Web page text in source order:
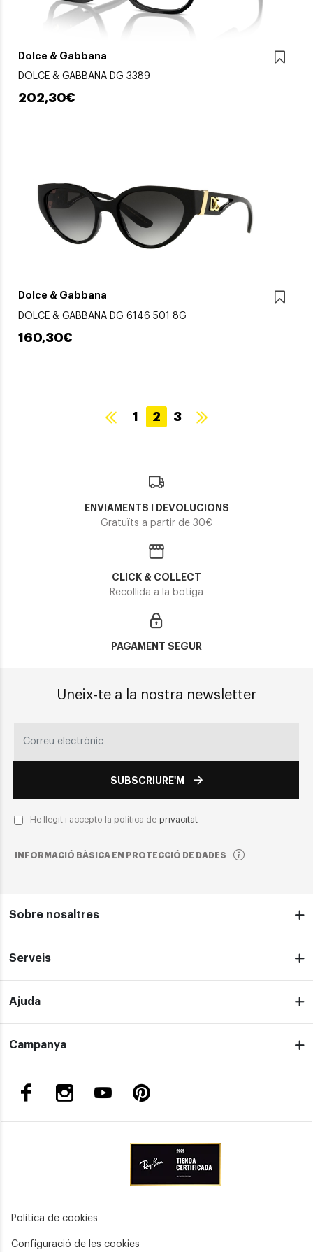
Dolce & Gabbana
DOLCE & GABBANA DG 3389
202,30€
Dolce & Gabbana
DOLCE & GABBANA DG 6146 501 8G
160,30€
1 2 3
ENVIAMENTS I DEVOLUCIONS
Gratuïts a partir de 30€
CLICK & COLLECT
Recollida a la botiga
PAGAMENT SEGUR
Uneix-te a la nostra newsletter
SUBSCRIURE'M
He llegit i accepto la política de privacitat
INFORMACIÓ BÀSICA EN PROTECCIÓ DE DADES
Sobre nosaltres
Serveis
Ajuda
Campanya
Política de cookies
Configuració de les cookies